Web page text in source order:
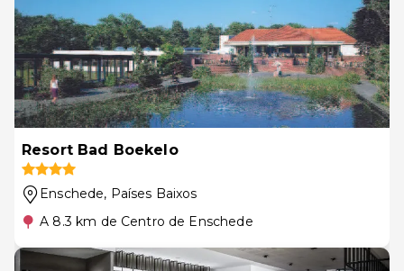
Resort Bad Boekelo
Enschede, Países Baixos
A 8.3 km de Centro de Enschede